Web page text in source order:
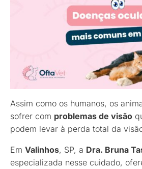
Assim como os humanos, os
sofrer com problemas de visão
podem levar à perda total da
Em Valinhos, SP, a Dra. Bruna
especializada nesse cuidado,